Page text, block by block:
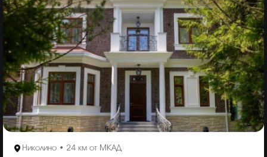
Николино • 24 км от МКАД